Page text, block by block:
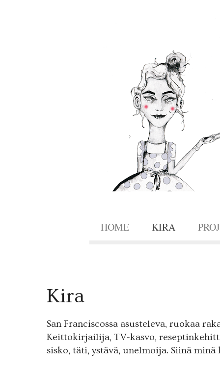
HOME KIRA
Kira
San Franciscossa asusteleva, ruokaa
Keittokirjailija, TV-kasvo,
sisko, täti, ystävä, unelmoija. Siinä minä